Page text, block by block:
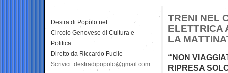
TRENI NEL
ELETTRICA
LA
“NON
RIPRESA
Destra di Popolo.net
Circolo Genovese di Cultura e
Politica
Diretto da Riccardo Fucile
Scrivici: destradipopolo@gmail.com